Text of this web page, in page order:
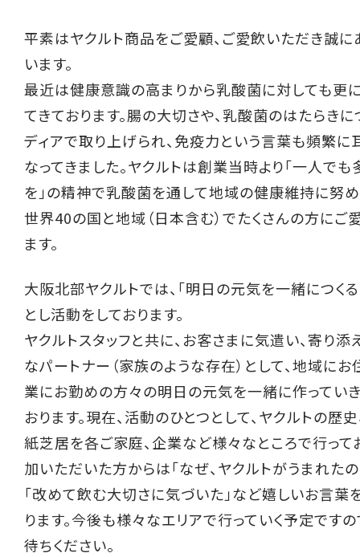
平素はヤクルト商品をご愛顧、ご愛飲いただき誠に
います。
最近は健康意識の高まりから乳酸菌に対しても更
てきております。腸の大切さや、乳酸菌のはたらき
ディアで取り上げられ、免疫力という言葉も頻繁に
なってきました。ヤクルトは創業当時より「一人で
を」の精神で乳酸菌を通して地域の健康維持に努め
世界40の国と地域（日本含む）でたくさんの方にご
ます。
大阪北部ヤクルトでは、「明日の元気を一緒につく
とし活動をしております。
ヤクルトスタッフと共に、お客さまに気遣い、寄り添
なパートナー（家族のような存在）として、地域にお
業にお勤めの方々の明日の元気を一緒に作ってい
おります。現在、活動のひとつとして、ヤクルトの歴
紙芝居を各ご家庭、企業など様々なところで行って
加いただいた方からは「なぜ、ヤクルトがうまれた
「改めて飲む大切さに気づいた」など嬉しいお言葉
ります。今後も様々なエリアで行っていく予定です
待ちください。